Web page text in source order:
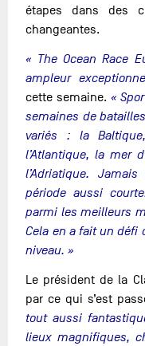
étapes dans des
changeantes.
« The Ocean Race
ampleur
cette semaine. «
semaines de
variés : la
l’Atlantique, la mer
l’Adriatique.
période aussi
parmi les meilleurs
Cela en a fait un défi
niveau. »
Le président de la
par ce qui s’est
tout aussi
lieux magnifiques,